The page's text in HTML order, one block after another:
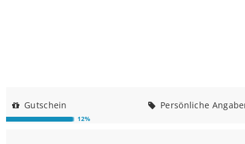
Gutschein Persönliche
12%